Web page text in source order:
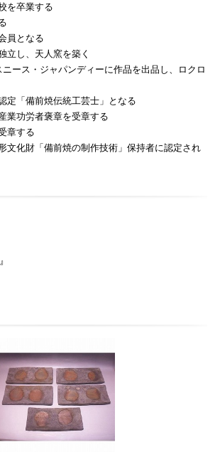
を卒業する
員となる
し、天人窯を築く
ース・ジャパンディーに作品を出品し、ロクロ
「備前焼伝統工芸士」となる
業功労者褒章を受章する
章する
化財「備前焼の制作技術」保持者に認定され